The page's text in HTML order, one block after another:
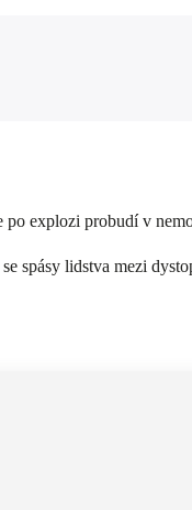
explozi probudí v
spásy lidstva mezi